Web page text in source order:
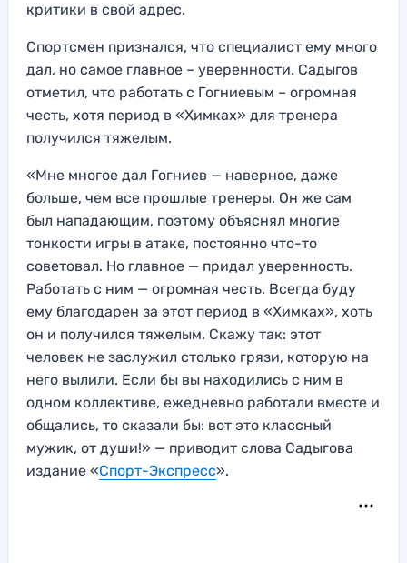
критики в свой адрес.
Спортсмен признался, что специалист ему много
дал, но самое главное – уверенности. Садыгов
отметил, что работать с Гогниевым – огромная
честь, хотя период в «Химках» для тренера
получился тяжелым.
«Мне многое дал Гогниев — наверное, даже
больше, чем все прошлые тренеры. Он же сам
был нападающим, поэтому объяснял многие
тонкости игры в атаке, постоянно что-то
советовал. Но главное — придал уверенность.
Работать с ним — огромная честь. Всегда буду
ему благодарен за этот период в «Химках», хоть
он и получился тяжелым. Скажу так: этот
человек не заслужил столько грязи, которую на
него вылили. Если бы вы находились с ним в
одном коллективе, ежедневно работали вместе и
общались, то сказали бы: вот это классный
мужик, от души!» — приводит слова Садыгова
издание «Спорт-Экспресс».